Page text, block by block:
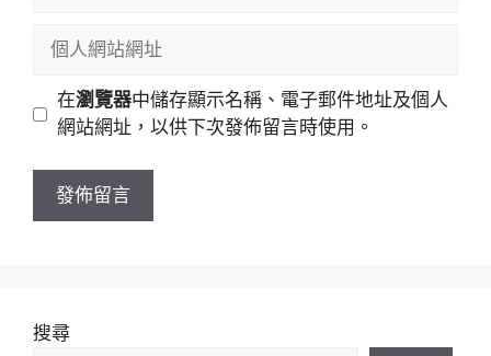
址
站
址
在瀏覽器中儲存顯示名稱、電子郵件地址及個人
網站網址，以供下次發佈留言時使用。
搜尋